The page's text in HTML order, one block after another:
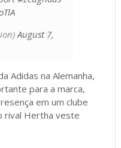
August 7,
Adidas na Alemanha,
para a marca,
em um clube
rival Hertha veste